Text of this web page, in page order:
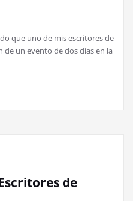
que uno de mis escritores de
un evento de dos días en la
de